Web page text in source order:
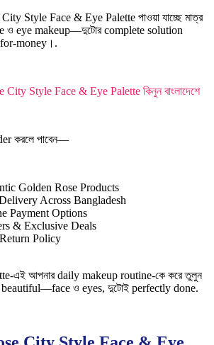
City Style Face & Eye Palette পাওয়া যাচ্ছে মাত্র
ও eye makeup—দুটোর complete solution
for-money।.
Style Face & Eye Palette কিনুন বাংলাদেশে
করলে পাবেন—
Golden Rose Products
Across Bangladesh
Payment Options
& Exclusive Deals
Policy
এই আপনার daily makeup routine-কে করে তুলুন
ও eyes, দুটোই perfectly done.